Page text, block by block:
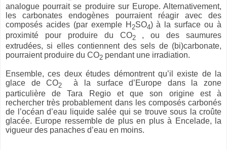
analogue pourrait se produire sur Europe. Alternativement,
les carbonates endogènes pourraient réagir avec des
composés acides (par exemple H 2SO4) à la surface ou à
proximité pour produire du CO2, ou des saumures
extrudées, si elles contiennent des sels de (bi)carbonate,
pourraient produire du CO2 pendant une irradiation.
Ensemble, ces deux études démontrent qu’il existe de la
glace de CO2
à la surface d’Europe dans la zone
particulière de Tara Regio et que son origine est à
rechercher très probablement dans les composés carbonés
de l’océan d’eau liquide salée qui se trouve sous la croûte
glacée. Europe ressemble de plus en plus à Encelade, la
vigueur des panaches d’eau en moins.